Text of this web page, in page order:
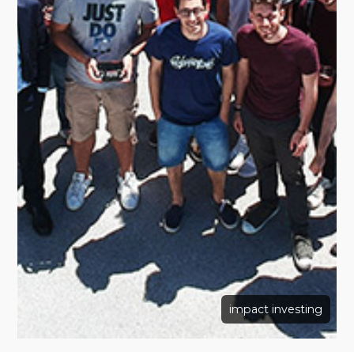
impact investing